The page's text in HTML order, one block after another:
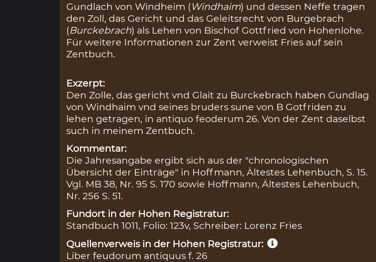
Gundlach von Windheim (Windhaim) und dessen Neffe tragen
den Zoll, das Gericht und das Geleitsrecht von Burgebrach
(Burckebrach) als Lehen von Bischof Gottfried von Hohenlohe.
Für weitere Informationen zur Zent verweist Fries auf sein
Zentbuch.
Exzerpt:
Den Zolle, das gericht vnd Glait zu Burckebrach haben Gundlag
von Windhaim vnd seines bruders sune von B Gotfriden zu
lehen getragen, in antiquo feoderum 26. Von der Zent daselbst
such in meinem Zentbuch.
Kommentar:
Die Jahresangabe ergibt sich aus der "chronologischen
Übersicht der Einträge" in Hoffmann, Ältestes Lehenbuch, S. 15.
Vgl. MB 38, Nr. 95 S. 170 sowie Hoffmann, Ältestes Lehenbuch,
Nr. 256 S. 51.
Fundort in der Hohen Registratur:
Standbuch 1011, Folio: 123v, Schreiber: Lorenz Fries
Quellenverweis in der Hohen Registratur:
Liber feudorum antiquus f. 26